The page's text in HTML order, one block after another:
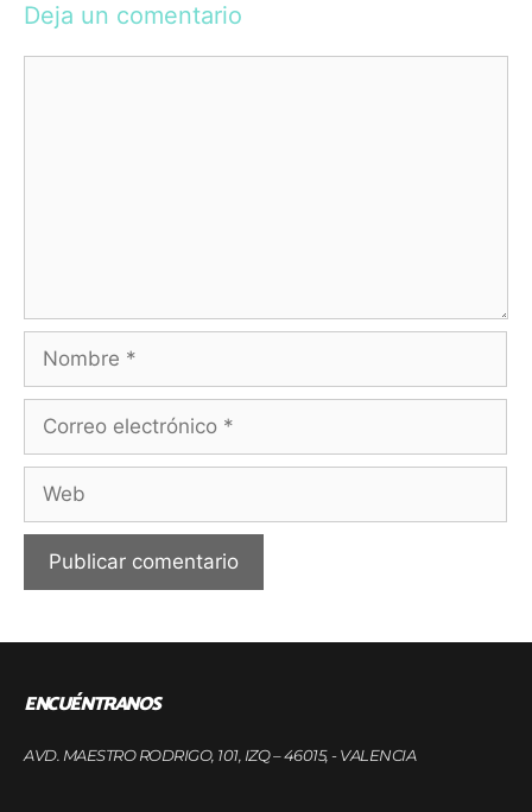
Deja un comentario
ENCUÉNTRANOS
AVD. MAESTRO RODRIGO, 101, IZQ – 46015, - VALENCIA